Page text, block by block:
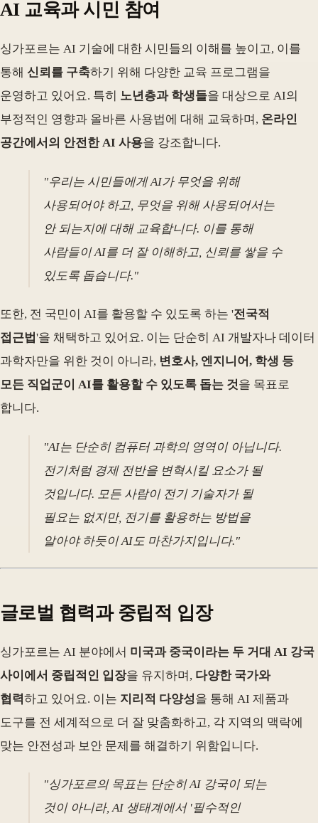
AI 교육과 시민 참여
싱가포르는 AI 기술에 대한 시민들의 이해를 높이고, 이를
통해 신뢰를 구축하기 위해 다양한 교육 프로그램을
운영하고 있어요. 특히 노년층과 학생들을 대상으로 AI의
부정적인 영향과 올바른 사용법에 대해 교육하며, 온라인
공간에서의 안전한 AI 사용을 강조합니다.
"우리는 시민들에게 AI가 무엇을 위해
사용되어야 하고, 무엇을 위해 사용되어서는
안 되는지에 대해 교육합니다. 이를 통해
사람들이 AI를 더 잘 이해하고, 신뢰를 쌓을 수
있도록 돕습니다."
또한, 전 국민이 AI를 활용할 수 있도록 하는 '전국적
접근법'을 채택하고 있어요. 이는 단순히 AI 개발자나 데이터
과학자만을 위한 것이 아니라, 변호사, 엔지니어, 학생 등
모든 직업군이 AI를 활용할 수 있도록 돕는 것을 목표로
합니다.
"AI는 단순히 컴퓨터 과학의 영역이 아닙니다.
전기처럼 경제 전반을 변혁시킬 요소가 될
것입니다. 모든 사람이 전기 기술자가 될
필요는 없지만, 전기를 활용하는 방법을
알아야 하듯이 AI도 마찬가지입니다."
글로벌 협력과 중립적 입장
싱가포르는 AI 분야에서 미국과 중국이라는 두 거대 AI 강국
사이에서 중립적인 입장을 유지하며, 다양한 국가와
협력하고 있어요. 이는 지리적 다양성을 통해 AI 제품과
도구를 전 세계적으로 더 잘 맞춤화하고, 각 지역의 맥락에
맞는 안전성과 보안 문제를 해결하기 위함입니다.
"싱가포르의 목표는 단순히 AI 강국이 되는
것이 아니라, AI 생태계에서 '필수적인